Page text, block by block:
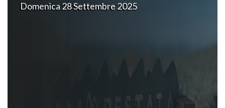
Domenica 28 Settembre 2025